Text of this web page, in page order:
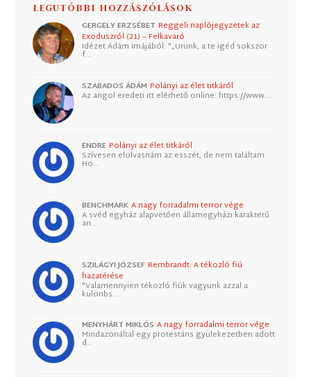
LEGUTÓBBI HOZZÁSZÓLÁSOK
GERGELY ERZSÉBET Reggeli naplójegyzetek az
Exoduszról (21) – Felkavaró
Idézet Ádám imájából: "„Urunk, a te igéd sokszor
f…
SZABADOS ÁDÁM Polányi az élet titkáról
Az angol eredeti itt elérhető online: https://www.…
ENDRE Polányi az élet titkáról
Szívesen elolvasnám az esszét, de nem találtam.
Ho…
BENCHMARK A nagy forradalmi terror vége
A svéd egyház alapvetően államegyházi karakterű
an…
SZILÁGYI JÓZSEF Rembrandt: A tékozló fiú
hazatérése
"Valamennyien tékozló fiúk vagyunk azzal a
különbs…
MENYHÁRT MIKLÓS A nagy forradalmi terror vége
Mindazonáltal egy protestáns gyülekezetben adott
d…